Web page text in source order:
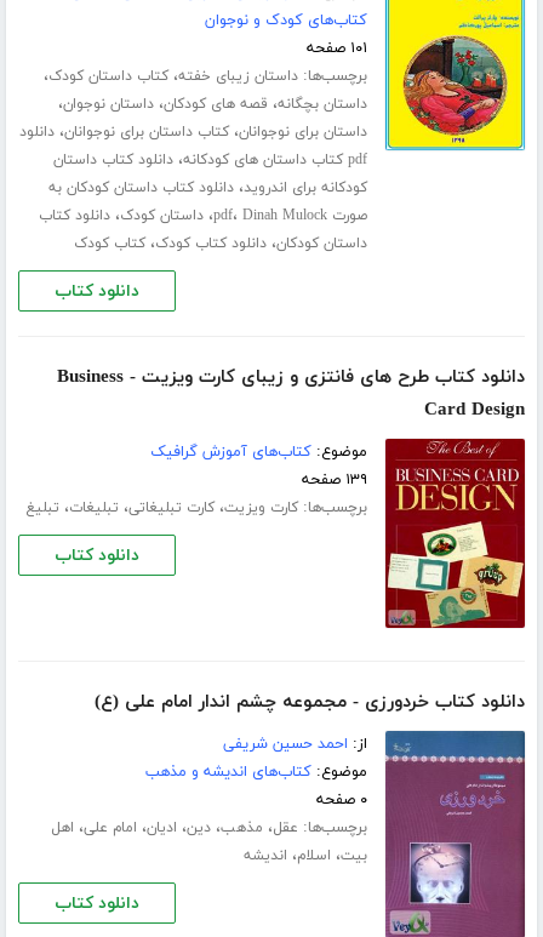
کتاب‌های کودک و نوجوان
۱۰۱ صفحه
برچسب‌ها:داستان زیبای خفته،کتاب داستان کودک،
داستان بچگانه، قصه های کودکان،داستان نوجوان،
داستان برای نوجوانان،کتاب داستان برای نوجوانان،دانلود
pdf کتاب داستان های کودکانه
،دانلود کتاب داستان
کودکانه برای اندروید،دانلود کتاب داستان کودکان به
صورت pdf
، Dinah Mulock ،داستان کودک،دانلود کتاب
داستان کودکان،دانلود کتاب کودک،کتاب کودک
دانلود کتاب
دانلود کتاب طرح های فانتزی و زیبای کارت ویزیت - Business
Card Design
موضوع:کتاب‌های آموزش گرافیک
۱۳۹ صفحه
برچسب‌ها:کارت ویزیت،کارت تبلیغاتی، تبلیغات، تبلیغ
دانلود کتاب
دانلود کتاب خردورزی - مجموعه چشم اندار امام علی (ع)
از: احمد حسین شریفی
موضوع:کتاب‌های اندیشه و مذهب
۰ صفحه
برچسب‌ها: عقل، مذهب،دین، ادیان، امام علی، اهل
بیت، اسلام، اندیشه
دانلود کتاب